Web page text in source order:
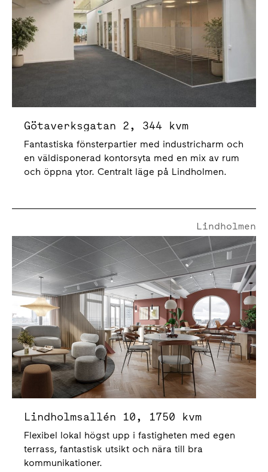
Götaverksgatan 2, 344 kvm
Fantastiska fönsterpartier med industricharm och
en väldisponerad kontorsyta med en mix av rum
och öppna ytor. Centralt läge på Lindholmen.
Lindholmsallén 10
Lindholmen
Lindholmsallén 10, 1750 kvm
Flexibel lokal högst upp i fastigheten med egen
terrass, fantastisk utsikt och nära till bra
kommunikationer.